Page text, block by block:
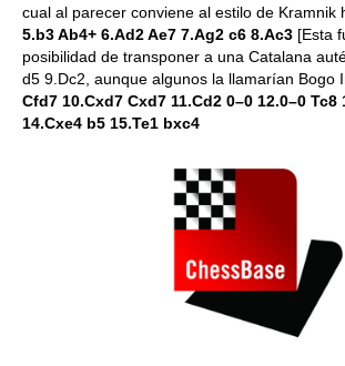
cual al parecer conviene al estilo de Kramnik
5.b3 Ab4+ 6.Ad2 Ae7 7.Ag2 c6 8.Ac3 [Esta
posibilidad de transponer a una Catalana
d5 9.Dc2, aunque algunos la llamarían Bogo
Cfd7 10.Cxd7 Cxd7 11.Cd2 0–0 12.0–0 Tc8
14.Cxe4 b5 15.Te1 bxc4